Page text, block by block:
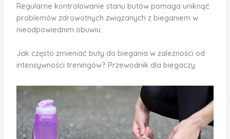
Regularne kontrolowanie stanu butów pomaga uniknąć
problemów zdrowotnych związanych z bieganiem w
nieodpowiednim obuwiu.
Jak często zmieniać buty do biegania w zależności od
intensywności treningów? Przewodnik dla biegaczy